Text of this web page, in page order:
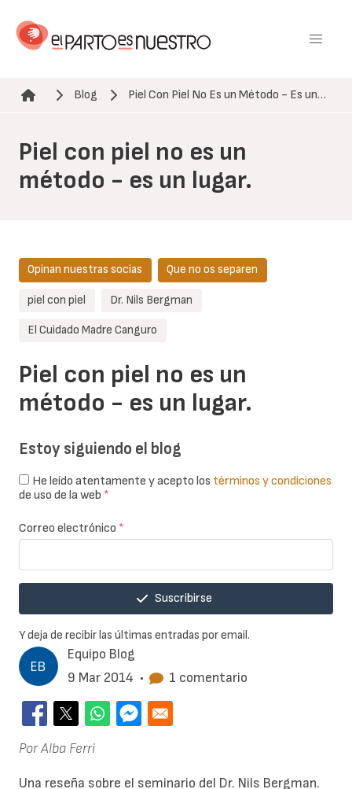
contenido
Ruta de navegación
Blog Piel Con Piel No Es un Método - Es un…
Piel con piel no es un
método - es un lugar.
Equipo Blog
9 Mar 2014 • 1 comentario
Piel con piel no es un
método - es un lugar.
Opinan nuestras socias Que no os separen
piel con piel Dr. Nils Bergman
El Cuidado Madre Canguro
Por Alba Ferri
Una reseña sobre el seminario del Dr. Nils Bergman.
Estoy siguiendo el blog
He leído atentamente y acepto los términos y condiciones
de uso de la web *
Correo electrónico *
Suscribirse
Y deja de recibir las últimas entradas por email.